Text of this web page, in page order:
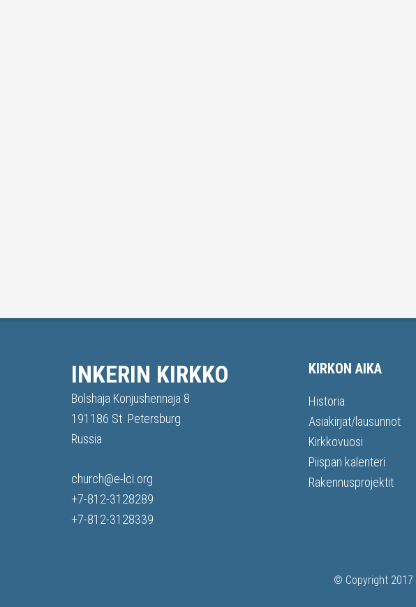
INKERIN KIRKKO
Bolshaja Konjushennaja 8
191186 St. Petersburg
Russia
church@e-lci.org
+7-812-3128289
+7-812-3128339
KIRKON AIKA
Historia
Asiakirjat/lausunnot
Kirkkovuosi
Piispan kalenteri
Rakennusprojektit
© Copyright 2017